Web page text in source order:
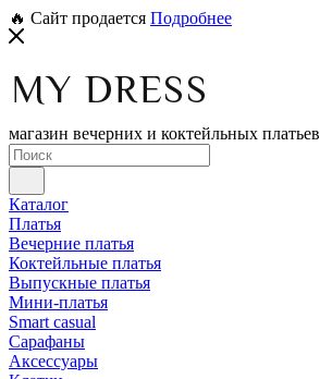
🔥 Сайт продается Подробнее
магазин вечерних и коктейльных платьев
Каталог
Платья
Вечерние платья
Коктейльные платья
Выпускные платья
Мини-платья
Smart casual
Сарафаны
Аксессуары